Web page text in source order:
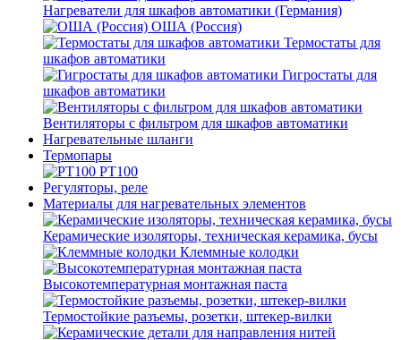
Нагреватели для шкафов автоматики (Германия)
ОША (Россия)
Термостаты для
шкафов автоматики
Гигростаты для
шкафов автоматики
Вентиляторы с фильтром для шкафов автоматики
Нагревательные шланги
Термопары
PT100
Регуляторы, реле
Материалы для нагревательных элементов
Керамические изоляторы, техническая керамика, бусы
Клеммные колодки
Высокотемпературная монтажная паста
Термостойкие разъемы, розетки, штекер-вилки